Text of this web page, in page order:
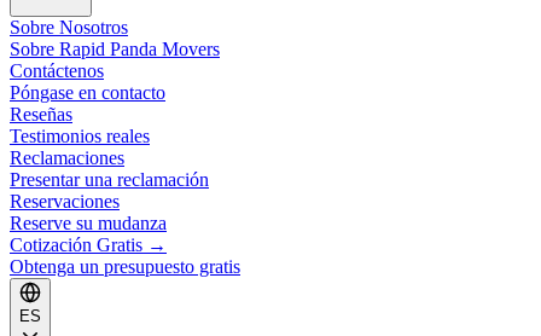
Sobre Nosotros
Sobre Rapid Panda Movers
Contáctenos
Póngase en contacto
Reseñas
Testimonios reales
Reclamaciones
Presentar una reclamación
Reservaciones
Reserve su mudanza
Cotización Gratis →
Obtenga un presupuesto gratis
ES